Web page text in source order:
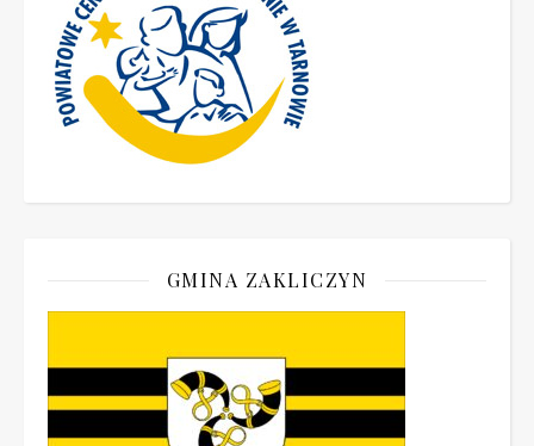
GMINA ZAKLICZYN